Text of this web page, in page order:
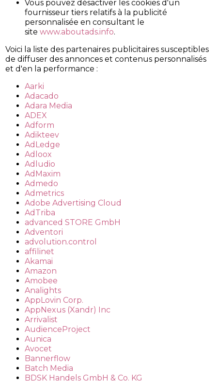
Vous pouvez désactiver les cookies d'un
fournisseur tiers relatifs à la publicité
personnalisée en consultant le
site www.aboutads.info.
Voici la liste des partenaires publicitaires susceptibles
de diffuser des annonces et contenus personnalisés
et d'en la performance :
Aarki
Adacado
Adara Media
ADEX
Adform
Adikteev
AdLedge
Adloox
Adludio
AdMaxim
Admedo
Admetrics
Adobe Advertising Cloud
AdTriba
advanced STORE GmbH
Adventori
advolution.control
affilinet
Akamai
Amazon
Amobee
Analights
AppLovin Corp.
AppNexus (Xandr) Inc
Arrivalist
AudienceProject
Aunica
Avocet
Bannerflow
Batch Media
BDSK Handels GmbH & Co. KG